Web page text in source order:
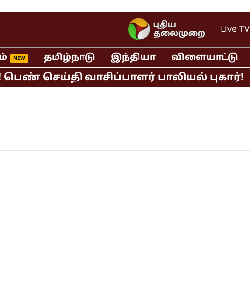
Live TV
தமிழ்நாடு இந்தியா விளையாட்டு
செய்தி வாசிப்பாளர் பாலியல் புகார்!